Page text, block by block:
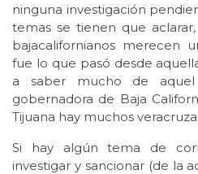
ninguna investigación
temas se tienen que
bajacalifornianos merecen
fue lo que pasó desde
a saber mucho de
gobernadora de Baja
Tijuana hay muchos
Si hay algún tema de
investigar y sancionar (de la